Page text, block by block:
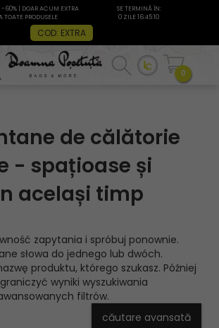
-60% | DOAR ACUM EXTRA
TOATE PRODUSELE
COD: EXTRA
SE TERMINĂ ÎN:
0 ZILE 16:45:10
0
de călătorie
- spațioase și
același timp
zapytania i spróbuj ponownie.
słowa do jednego lub dwóch.
produktu, którego szukasz. Później
wyniki wyszukiwania
filtrów.
căutare avansată